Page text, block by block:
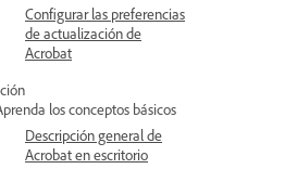
Configurar las preferencias
de actualización de
Acrobat
los conceptos básicos
Descripción general de
Acrobat en escritorio